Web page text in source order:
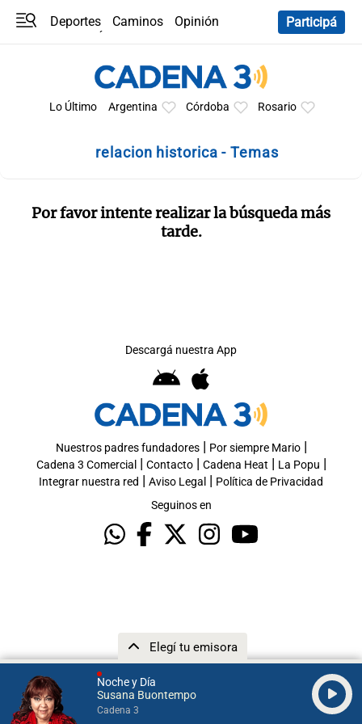
Noche y Día
Susana Buontempo
Cadena 3
Elegí tu emisora
Deportes Caminos
Opinión
Participá
Lo Último Argentina Córdoba Rosario
relacion historica - Temas
Por favor intente realizar la búsqueda más
tarde.
Descargá nuestra App
Nuestros padres fundadores| Por siempre Mario|
Cadena 3 Comercial | Contacto| Cadena Heat | La Popu |
Integrar nuestra red | Aviso Legal | Política de Privacidad
Seguinos en